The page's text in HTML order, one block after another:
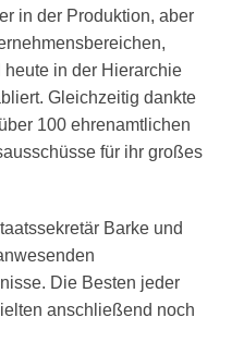
in der Produktion, aber
in der Hierarchie
Gleichzeitig dankte
100 ehrenamtlichen
für ihr großes
Barke und
Die Besten jeder
anschließend noch